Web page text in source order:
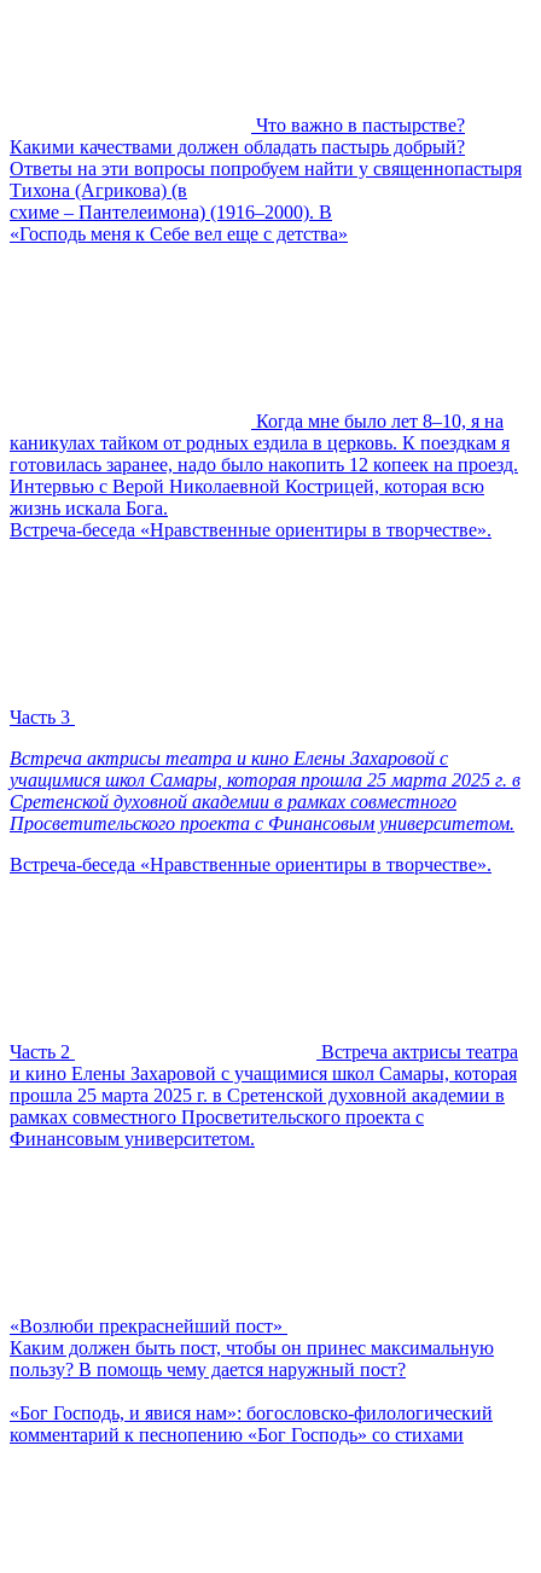
Что важно в пастырстве?
Какими качествами должен обладать пастырь добрый?
Ответы на эти вопросы попробуем найти у священнопастыря
Тихона (Агрикова) (в
схиме – Пантелеимона) (1916–2000). В
«Господь меня к Себе вел еще с детства»
Когда мне было лет 8–10, я на
каникулах тайком от родных ездила в церковь. К поездкам я
готовилась заранее, надо было накопить 12 копеек на проезд.
Интервью с Верой Николаевной Кострицей, которая всю
жизнь искала Бога.
Встреча-беседа «Нравственные ориентиры в творчестве».
Часть 3
Встреча актрисы театра и кино Елены Захаровой с
учащимися школ Самары, которая прошла 25 марта 2025 г. в
Сретенской духовной академии в рамках совместного
Просветительского проекта с Финансовым университетом.
Встреча-беседа «Нравственные ориентиры в творчестве».
Часть 2
Встреча актрисы театра
и кино Елены Захаровой с учащимися школ Самары, которая
прошла 25 марта 2025 г. в Сретенской духовной академии в
рамках совместного Просветительского проекта с
Финансовым университетом.
«Возлюби прекраснейший пост»
Каким должен быть пост, чтобы он принес максимальную
пользу? В помощь чему дается наружный пост?
«Бог Господь, и явися нам»: богословско-филологический
комментарий к песнопению «Бог Господь» со стихами